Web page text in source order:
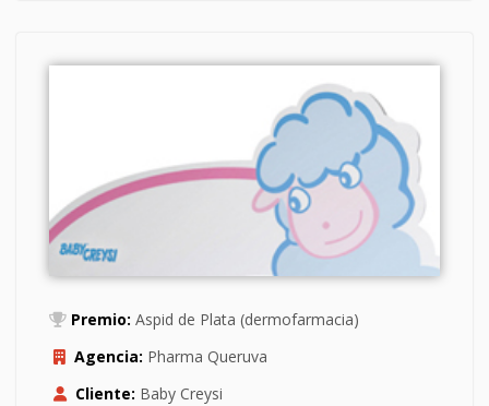
Premio: Aspid de Plata (dermofarmacia)
Agencia: Pharma Queruva
Cliente: Baby Creysi